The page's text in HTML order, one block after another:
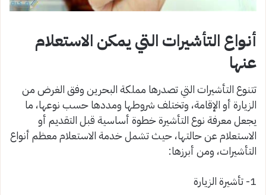
أنواع التأشيرات التي يمكن الاستعلام
عنها
تتنوع التأشيرات التي تصدرها مملكة البحرين وفق الغرض من
الزيارة أو الإقامة، وتختلف شروطها ومددها حسب نوعها، ما
يجعل معرفة نوع التأشيرة خطوة أساسية قبل التقديم أو
الاستعلام عن حالتها، حيث تشمل خدمة الاستعلام معظم أنواع
التأشيرات، ومن أبرزها:
1- تأشيرة الزيارة